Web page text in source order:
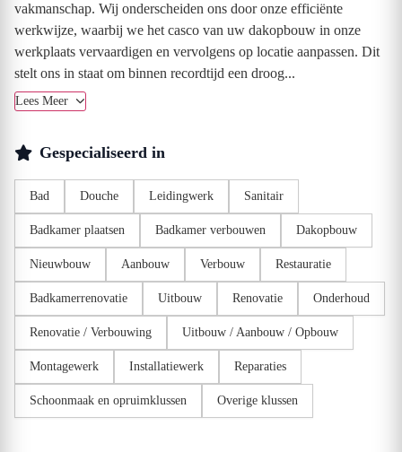
vakmanschap. Wij onderscheiden ons door onze efficiënte
werkwijze, waarbij we het casco van uw dakopbouw in onze
werkplaats vervaardigen en vervolgens op locatie aanpassen. Dit
stelt ons in staat om binnen recordtijd een droog...
Lees Meer
Gespecialiseerd in
Bad Douche Leidingwerk Sanitair
Badkamer plaatsen Badkamer verbouwen Dakopbouw
Nieuwbouw Aanbouw Verbouw Restauratie
Badkamerrenovatie Uitbouw Renovatie Onderhoud
Renovatie / Verbouwing Uitbouw / Aanbouw / Opbouw
Montagewerk Installatiewerk Reparaties
Schoonmaak en opruimklussen Overige klussen